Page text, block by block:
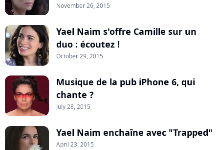
November 26, 2015
Yael Naim s'offre Camille sur un
duo : écoutez !
October 29, 2015
Musique de la pub iPhone 6, qui
chante ?
July 28, 2015
Yael Naim enchaîne avec "Trapped"
April 23, 2015